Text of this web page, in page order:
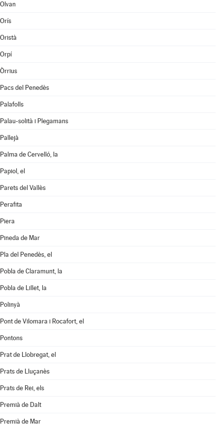
Olvan
Orís
Oristà
Orpí
Òrrius
Pacs del Penedès
Palafolls
Palau-solità i Plegamans
Pallejà
Palma de Cervelló, la
Papiol, el
Parets del Vallès
Perafita
Piera
Pineda de Mar
Pla del Penedès, el
Pobla de Claramunt, la
Pobla de Lillet, la
Polinyà
Pont de Vilomara i Rocafort, el
Pontons
Prat de Llobregat, el
Prats de Lluçanès
Prats de Rei, els
Premià de Dalt
Premià de Mar